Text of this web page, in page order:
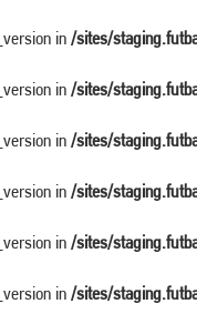
in /sites/
in /sites/
in /sites/
in /sites/
in /sites/
in /sites/